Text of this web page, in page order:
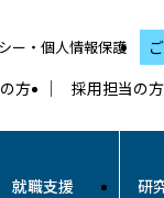
ー・個人情報保護
方 採用担当の方
就職支援 研